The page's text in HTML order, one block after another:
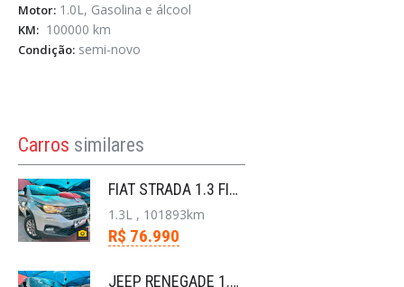
Motor: 1.0L, Gasolina e álcool
KM: 100000 km
Condição: semi-novo
Carros similares
FIAT STRADA 1.3 FIREFLY FLEX FREEDOM CS MANUAL
1.3L , 101893km
R$ 76.990
JEEP RENEGADE 1.8 16V FLEX SPORT 4P AUTOMÁTICO